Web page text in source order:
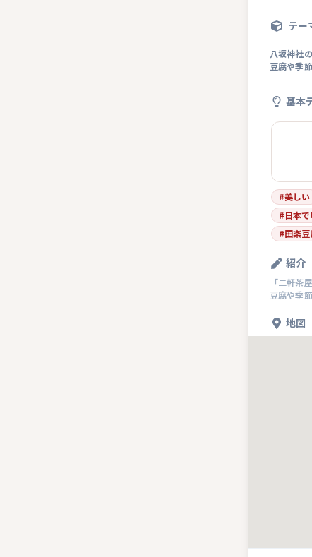
テー
八坂神社
豆腐や季
基本
#美しい
#日本
#田楽
紹介
「二軒茶
豆腐や季
地図